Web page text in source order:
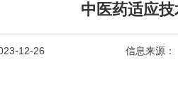
中医药适应技
12-26 信息来源：